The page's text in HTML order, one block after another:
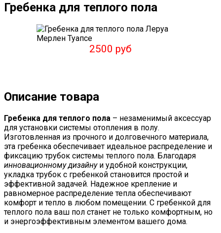
Гребенка для теплого пола
2500 руб
Описание товара
Гребенка для теплого пола – незаменимый аксессуар
для установки системы отопления в полу.
Изготовленная из прочного и долговечного материала,
эта гребенка обеспечивает идеальное распределение и
фиксацию трубок системы теплого пола. Благодаря
инновационному дизайнуи удобной конструкции,
укладка трубок с гребенкой становится простой и
эффективной задачей. Надежное крепление и
равномерное распределение тепла обеспечивают
комфорт и тепло в любом помещении. С гребенкой для
теплого пола ваш пол станет не только комфортным, но
и энергоэффективным элементом вашего дома.